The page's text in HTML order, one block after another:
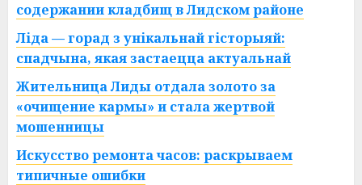
содержании кладбищ в Лидском районе
Ліда — горад з унікальнай гісторыяй:
спадчына, якая застаецца актуальнай
Жительница Лиды отдала золото за
«очищение кармы» и стала жертвой
мошенницы
Искусство ремонта часов: раскрываем
типичные ошибки